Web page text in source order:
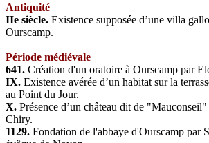
Antiquité
IIe siècle. Existence supposée d’une villa
Ourscamp.
Période médiévale
641. Création d'un oratoire à Ourscamp par
IX. Existence avérée d’un habitat sur la
au Point du Jour.
X. Présence d’un château dit de
Chiry.
1129. Fondation de l'abbaye d'Ourscamp par